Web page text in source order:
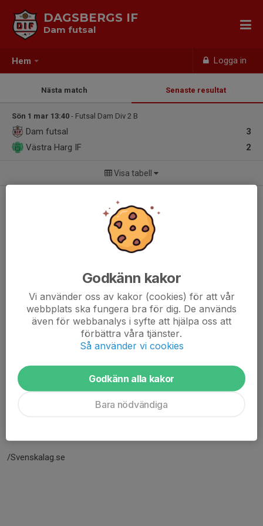
Hem Logga in
DAGSBERGS IF
Dam futsal
Nästa match Senaste resultat
Sön 1 mar 13:40 - Futsal Dam Div 2 B
3
Dam futsal
2
Västra Harg IF
Visa tabell
Välkommen till er nya hemsida!
Här hamnar automatiskt de senaste nyheterna på hemsidan. För
/Svenskalag.se
Godkänn kakor
Vi använder oss av kakor (cookies) för att vår
webbplats ska fungera bra för dig. De används
även för webbanalys i syfte att hjälpa oss att
förbättra våra tjänster.
Så använder vi cookies
Godkänn alla kakor
Bara nödvändiga